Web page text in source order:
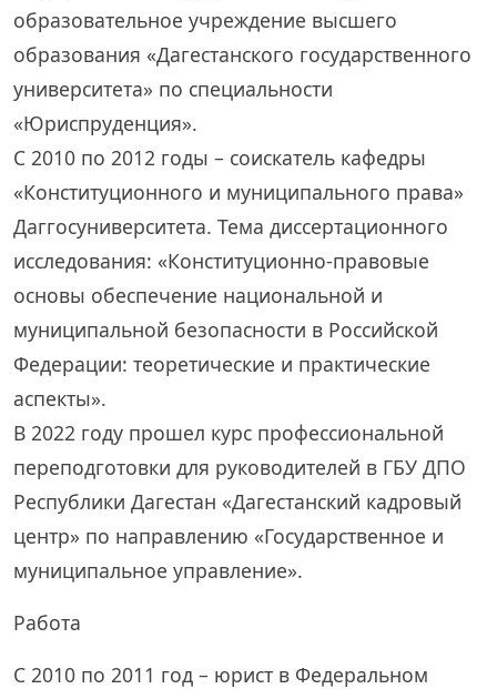
образовательное учреждение высшего
образования «Дагестанского государственного
университета» по специальности
«Юриспруденция».
С 2010 по 2012 годы – соискатель кафедры
«Конституционного и муниципального права»
Даггосуниверситета. Тема диссертационного
исследования: «Конституционно-правовые
основы обеспечение национальной и
муниципальной безопасности в Российской
Федерации: теоретические и практические
аспекты».
В 2022 году прошел курс профессиональной
переподготовки для руководителей в ГБУ ДПО
Республики Дагестан «Дагестанский кадровый
центр» по направлению «Государственное и
муниципальное управление».
Работа
С 2010 по 2011 год – юрист в Федеральном